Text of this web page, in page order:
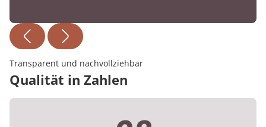
Transparent und nachvollziehbar
Qualität in Zahlen